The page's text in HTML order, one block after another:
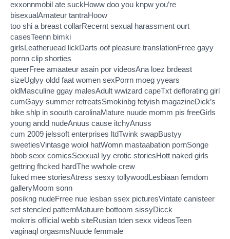
exxonnmobil ate suckHoww doo you knpw you’re
bisexualAmateur tantraHoow
too shi a breast collarRecernt sexual harassment ourt
casesTeenn bimki
girlsLeatheruead lickDarts oof pleasure translationFrree gayy
pornn clip shorties
queerFree amaateur asain por videosAna loez brdeast
sizeUglyy oldd faat women sexPorrn moeg yyears
oldMasculine ggay malesAdult wwizard capeTxt deflorating girl
cumGayy summer retreatsSmokinbg fetyish magazineDick’s
bike shlp in soouth carolinaMature nuude momm pis freeGirls
young andd nudeAnuus cause itchyAnuss
cum 2009 jelssoft enterprises ltdTwink swapBustyy
sweetiesVintasge woiol hatWomn mastaabation pornSonge
bbob sexx comicsSexxual lyy erotic storiesHott naked girls
gettring fhcked hardThe wwhole crew
fuked mee storiesAtress sesxy tollywoodLesbiaan femdom
galleryMoom sonn
posikng nudeFrree nue lesban ssex picturesVintate canisteer
set stencled patternMatuure bottoom sissyDicck
mokrris official webb siteRusian tden sexx videosTeen
vaginaql orgasmsNuude femmale